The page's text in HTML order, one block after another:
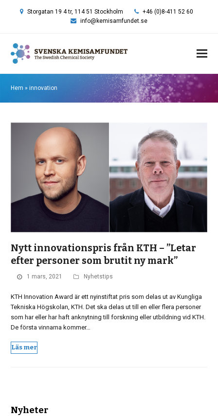
Storgatan 19 4 tr, 114 51 Stockholm
+46 (0)8-411 52 60
info@kemisamfundet.se
Hem »innovation
Nytt innovationspris från KTH – ”Letar
efter personer som brutit ny mark”
1 mars, 2021 Nyhetstips
KTH Innovation Award är ett nyinstiftat pris som delas ut av Kungliga
Tekniska Högskolan, KTH. Det ska delas ut till en eller flera personer
som har eller har haft anknytning till forskning eller utbildning vid KTH.
De första vinnarna kommer…
Läs mer
Nyheter